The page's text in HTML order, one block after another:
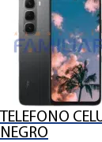
TELEFONO
NEGRO